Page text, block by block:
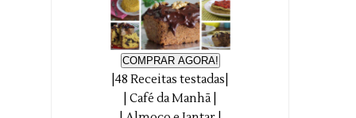
COMPRAR AGORA!
|48 Receitas testadas|
| Café da Manhã |